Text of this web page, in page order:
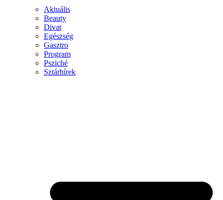
Aktuális
Beauty
Divat
Egészség
Gasztro
Program
Psziché
Sztárhírek